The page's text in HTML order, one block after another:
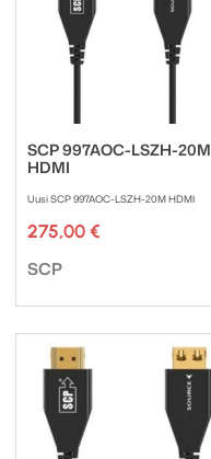
SCP 997AOC-LSZH-20M
HDMI
Uusi SCP 997AOC-LSZH-20M HDMI
275,00 €
Tuotemerkki:
SCP